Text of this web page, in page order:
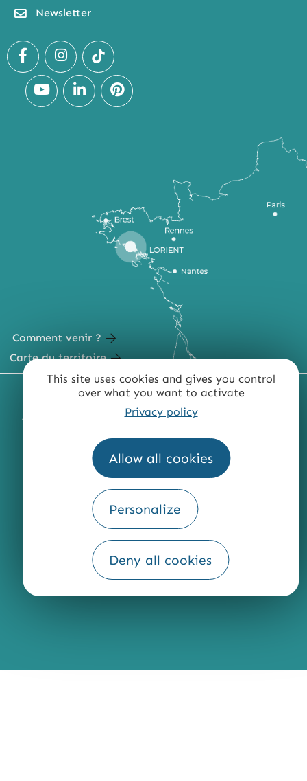
This site uses cookies and gives you control
over what you want to activate
Privacy policy
Allow all cookies
Personalize
Deny all cookies
Newsletter
Comment venir ?
Carte du territoire
MENTIONS LÉGALES PLAN DU SITE
ACCESSIBILITÉ : NON CONFORME
QUI SOMMES-NOUS ?
Fourni par